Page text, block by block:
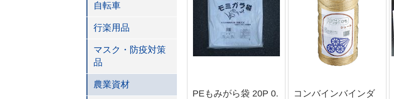
PEもみがら袋 20P 0.
コンバインバインダ
自転車
行楽用品
マスク・防疫対策
品
農業資材